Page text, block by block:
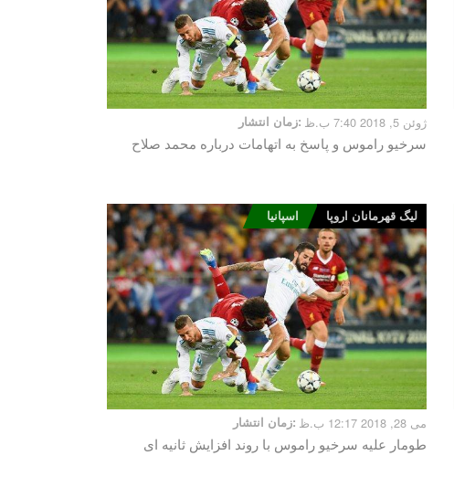
زمان انتشار: ژوئن 5, 2018 7:40 ب.ظ
سرخیو راموس و پاسخ به اتهامات درباره محمد صلاح
لیگ قهرمانان اروپا اسپانیا
زمان انتشار: می 28, 2018 12:17 ب.ظ
طومار علیه سرخیو راموس با روند افزایش ثانیه ای